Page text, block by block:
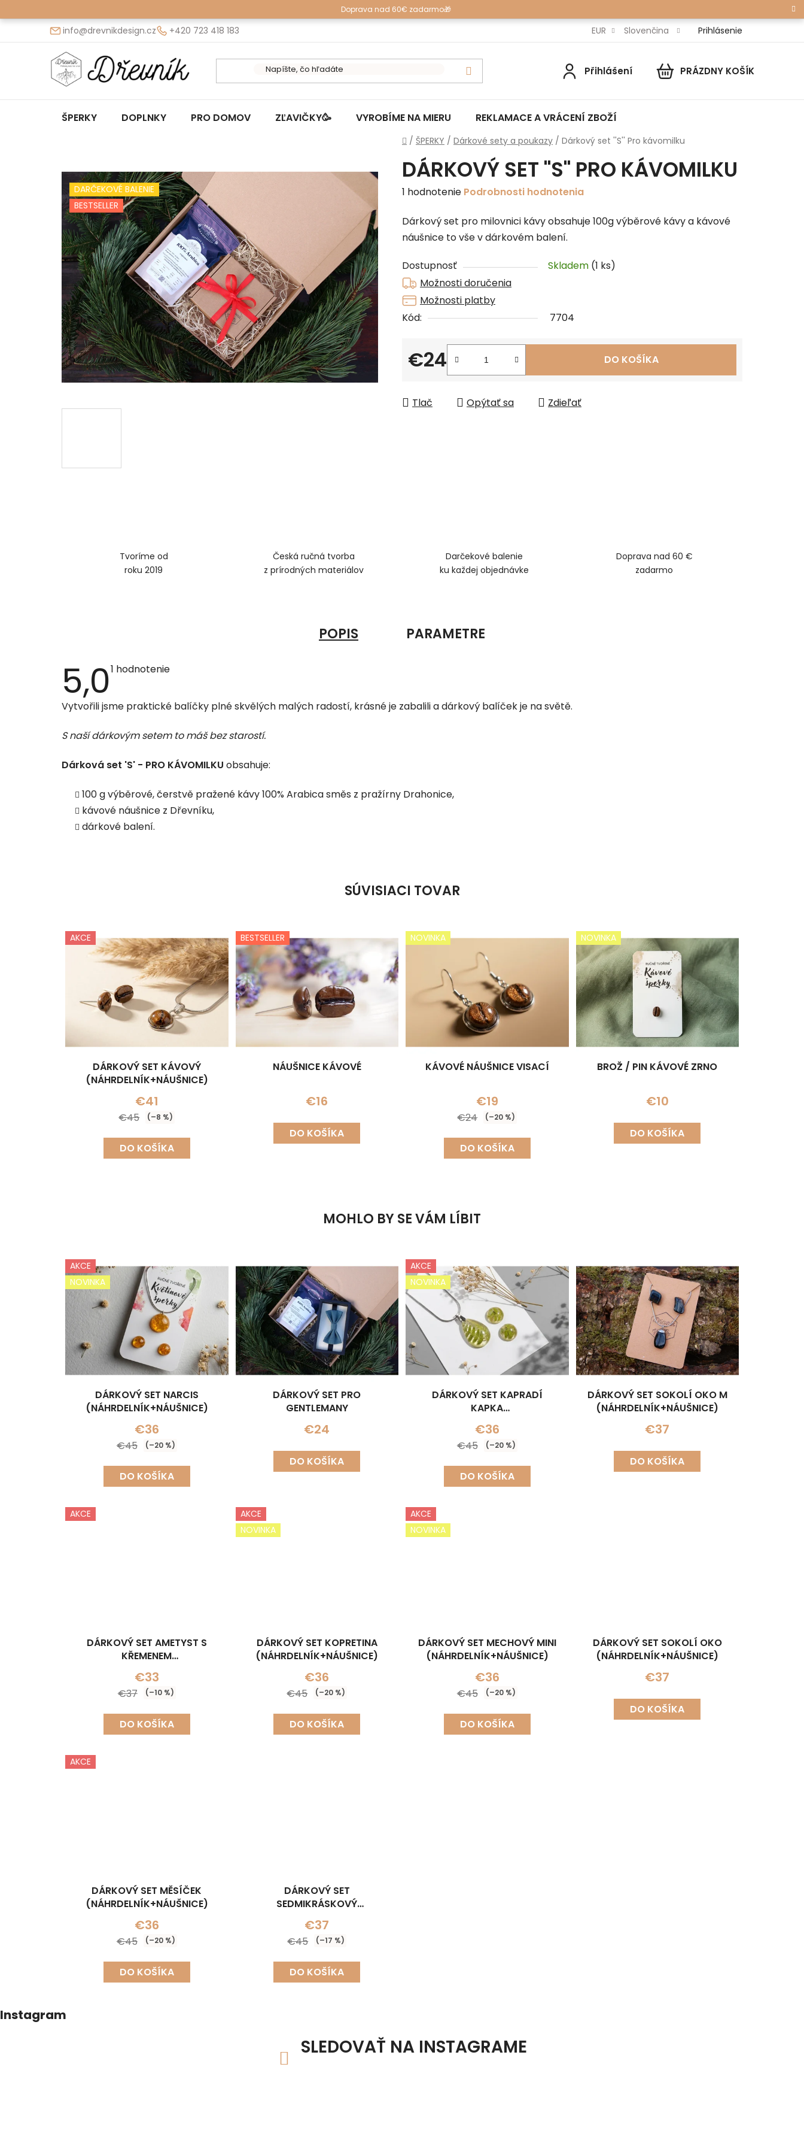
na
Doprava nad 60€ zadarmo🎁
info@drevnikdesign.cz +420 723 418 183 EUR Slovenčina Prihlásenie
Přihlášení
NÁKUPNÝPRÁZDNY KOŠÍK
ŠPERKY DOPLNKY PRO DOMOV ZĽAVIČKY🥳 VYROBÍME NA MIERU REKLAMACE A VRÁCENÍ ZBOŽÍ
Domov
/ ŠPERKY / Dárkové sety a poukazy / Dárkový set ''S'' Pro kávomilku
DÁRKOVÝ SET ''S'' PRO KÁVOMILKU
Priemerné
produktu
je
z
5
hviezdičiek.
1 hodnotenie Podrobnosti hodnotenia
Dárkový set pro milovnici kávy obsahuje 100g výběrové kávy a kávové
náušnice to vše v dárkovém balení.
Dostupnosť Skladem (1 ks)
Možnosti doručenia
Možnosti platby
Kód:
7704
€24
Jednotková cena:
DO KOŠÍKA
Tlač Opýtať sa Zdieľať
DARČEKOVÉ BALENIE
BESTSELLER
Tvoríme od
roku 2019
Česká ručná tvorba
z prírodných materiálov
Darčekové balenie
ku každej objednávke
Doprava nad 60 €
zadarmo
POPIS PARAMETRE
5,0Priemerné
5,0
hviezdičiek.
1 hodnotenie
Vytvořili jsme praktické balíčky plné skvělých malých radostí, krásné je zabalili a dárkový balíček je na světě.
S naší dárkovým setem to máš bez starostí.
Dárková set 'S' - PRO KÁVOMILKU obsahuje:
100 g výběrové, čerstvě pražené kávy 100% Arabica směs z pražírny Drahonice,
kávové náušnice z Dřevníku,
dárkové balení.
SÚVISIACI TOVAR
AKCE
DÁRKOVÝ SET KÁVOVÝ
(NÁHRDELNÍK+NÁUŠNICE)
€41
€45 (–8 %)
DO KOŠÍKA
BESTSELLER
NÁUŠNICE KÁVOVÉ
€16
DO KOŠÍKA
NOVINKA
KÁVOVÉ NÁUŠNICE VISACÍ
€19
€24 (–20 %)
DO KOŠÍKA
NOVINKA
BROŽ / PIN KÁVOVÉ ZRNO
€10
DO KOŠÍKA
MOHLO BY SE VÁM LÍBIT
AKCE
NOVINKA
DÁRKOVÝ SET NARCIS
(NÁHRDELNÍK+NÁUŠNICE)
€36
€45 (–20 %)
DO KOŠÍKA
DÁRKOVÝ SET PRO
GENTLEMANY
€24
DO KOŠÍKA
AKCE
NOVINKA
DÁRKOVÝ SET KAPRADÍ
KAPKA
(NÁHRDELNÍK+NÁUŠNICE)
€36
€45 (–20 %)
DO KOŠÍKA
DÁRKOVÝ SET SOKOLÍ OKO M
(NÁHRDELNÍK+NÁUŠNICE)
€37
DO KOŠÍKA
AKCE
DÁRKOVÝ SET AMETYST S
KŘEMENEM
(NÁHRDELNÍK+NÁUŠNICE)
€33
€37 (–10 %)
DO KOŠÍKA
AKCE
NOVINKA
DÁRKOVÝ SET KOPRETINA
(NÁHRDELNÍK+NÁUŠNICE)
€36
€45 (–20 %)
DO KOŠÍKA
AKCE
NOVINKA
DÁRKOVÝ SET MECHOVÝ MINI
(NÁHRDELNÍK+NÁUŠNICE)
€36
€45 (–20 %)
DO KOŠÍKA
DÁRKOVÝ SET SOKOLÍ OKO
(NÁHRDELNÍK+NÁUŠNICE)
€37
DO KOŠÍKA
AKCE
DÁRKOVÝ SET MĚSÍČEK
(NÁHRDELNÍK+NÁUŠNICE)
€36
€45 (–20 %)
DO KOŠÍKA
DÁRKOVÝ SET
SEDMIKRÁSKOVÝ
(NÁHRDELNÍK+NÁUŠNICE)
€37
€45 (–17 %)
DO KOŠÍKA
Instagram
SLEDOVAŤ NA INSTAGRAME
Z